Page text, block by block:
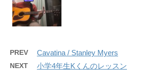
PREV Cavatina / Stanley Myers
NEXT 小学4年生Kくんのレッスン